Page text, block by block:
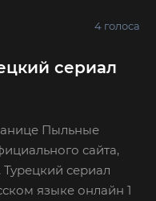
4 голоса
сериал
Пыльные
сайта,
Турецкий сериал
языке онлайн 1